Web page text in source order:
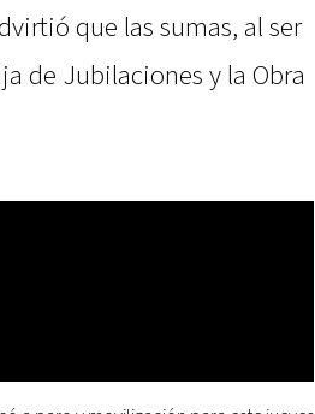
que las sumas, al ser
de Jubilaciones y la Obra